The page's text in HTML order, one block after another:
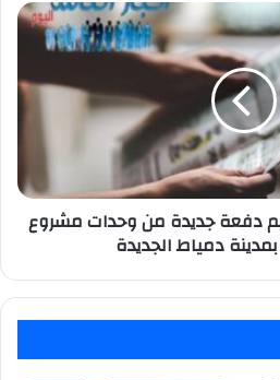
دفعة جديدة من وحدات مشروع
دمياط الجديدة